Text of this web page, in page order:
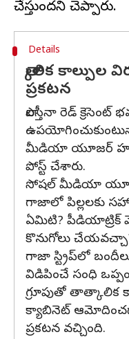
Details
తాత్కాలిక
ప్రకటన
పాలస్తీనా రెడ్
మీడియా యూజర్
పోస్ట్ చేశారు.
సోషల్ మీడియా
గాజాలో పిల్లలకు
ఏమిటి? పీడియాట్రిక్
కొనుగోలు
గాజా స్ట్రిప్‌లో
విడిపించే సంధి
గ్రూపుతో తాత్కాలిక
క్యాబినెట్
ప్రకటన వచ్చింది.